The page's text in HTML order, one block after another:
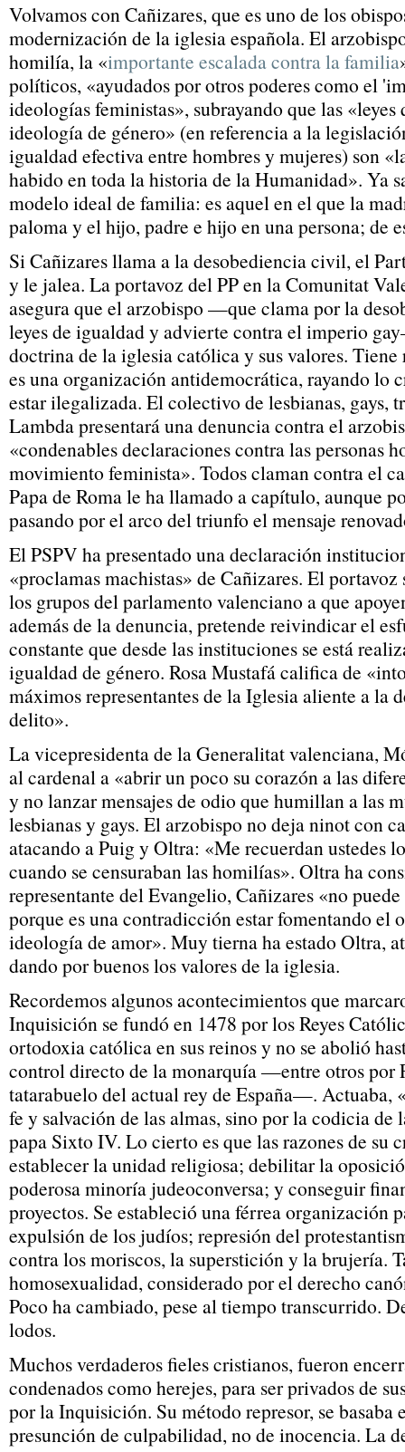
Volvamos con Cañizares, que es uno de los
modernización de la iglesia española. El
homilía, la «importante escalada contra la familia
políticos, «ayudados por otros poderes como el
ideologías feministas», subrayando que las «leyes
ideología de género» (en referencia a la
igualdad efectiva entre hombres y mujeres) son
habido en toda la historia de la Humanidad». Ya
modelo ideal de familia: es aquel en el que la
paloma y el hijo, padre e hijo en una persona; de
Si Cañizares llama a la desobediencia civil, el
y le jalea. La portavoz del PP en la Comunitat
asegura que el arzobispo —que clama por la
leyes de igualdad y advierte contra el imperio
doctrina de la iglesia católica y sus valores.
es una organización antidemocrática, rayando lo
estar ilegalizada. El colectivo de lesbianas, gays,
Lambda presentará una denuncia contra el
«condenables declaraciones contra las personas
movimiento feminista». Todos claman contra el
Papa de Roma le ha llamado a capítulo, aunque
pasando por el arco del triunfo el mensaje
El PSPV ha presentado una declaración
«proclamas machistas» de Cañizares. El
los grupos del parlamento valenciano a que
además de la denuncia, pretende reivindicar el
constante que desde las instituciones se está
igualdad de género. Rosa Mustafá califica de
máximos representantes de la Iglesia aliente a la
delito».
La vicepresidenta de la Generalitat valenciana,
al cardenal a «abrir un poco su corazón a las
y no lanzar mensajes de odio que humillan a las
lesbianas y gays. El arzobispo no deja ninot con
atacando a Puig y Oltra: «Me recuerdan ustedes
cuando se censuraban las homilías». Oltra ha
representante del Evangelio, Cañizares «no puede
porque es una contradicción estar fomentando el
ideología de amor». Muy tierna ha estado Oltra,
dando por buenos los valores de la iglesia.
Recordemos algunos acontecimientos que
Inquisición se fundó en 1478 por los Reyes
ortodoxia católica en sus reinos y no se abolió
control directo de la monarquía —entre otros por
tatarabuelo del actual rey de España—. Actuaba,
fe y salvación de las almas, sino por la codicia de
papa Sixto IV. Lo cierto es que las razones de su
establecer la unidad religiosa; debilitar la
poderosa minoría judeoconversa; y conseguir
proyectos. Se estableció una férrea organización
expulsión de los judíos; represión del
contra los moriscos, la superstición y la brujería.
homosexualidad, considerado por el derecho
Poco ha cambiado, pese al tiempo transcurrido.
lodos.
Muchos verdaderos fieles cristianos, fueron
condenados como herejes, para ser privados de
por la Inquisición. Su método represor, se
presunción de culpabilidad, no de inocencia. La